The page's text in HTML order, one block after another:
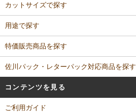
カットサイズで探す
用途で探す
特価販売商品を探す
佐川パック・レターパック対応商品を探す
コンテンツを見る
ご利用ガイド